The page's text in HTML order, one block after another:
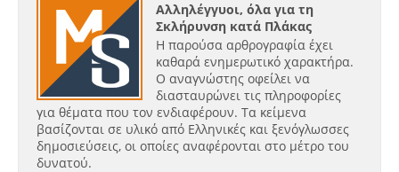
Αλληλέγγυοι, όλα για τη
Σκλήρυνση κατά Πλάκας
Η παρούσα αρθρογραφία έχει
καθαρά ενημερωτικό χαρακτήρα.
Ο αναγνώστης οφείλει να
διασταυρώνει τις πληροφορίες
για θέματα που τον ενδιαφέρουν. Τα κείμενα
βασίζονται σε υλικό από Ελληνικές και ξενόγλωσσες
δημοσιεύσεις, οι οποίες αναφέρονται στο μέτρο του
δυνατού.